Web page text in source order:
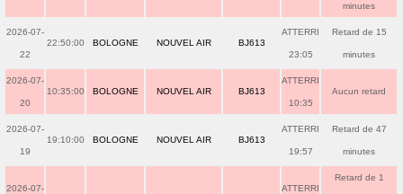
minutes
2026-07-
22
22:50:00 BOLOGNE NOUVEL AIR BJ613
ATTERRI
23:05
Retard de 15
minutes
2026-07-
20
10:35:00 BOLOGNE NOUVEL AIR BJ613
ATTERRI
10:35
Aucun retard
2026-07-
19
19:10:00 BOLOGNE NOUVEL AIR BJ613
ATTERRI
19:57
Retard de 47
minutes
2026-07- ATTERRI
Retard de 1